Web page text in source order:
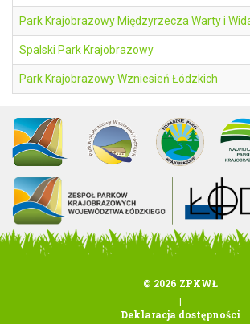
Park Krajobrazowy Międzyrzecza Warty i
Spalski Park Krajobrazowy
Park Krajobrazowy Wzniesień Łódzkich
© 2026 ZPKWŁ
|
Deklaracja dostępności